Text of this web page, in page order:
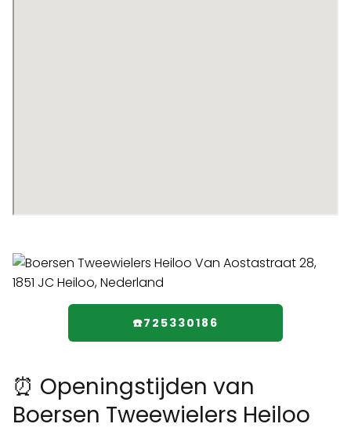
☎️725330186
⏰ Openingstijden van
Boersen Tweewielers Heiloo